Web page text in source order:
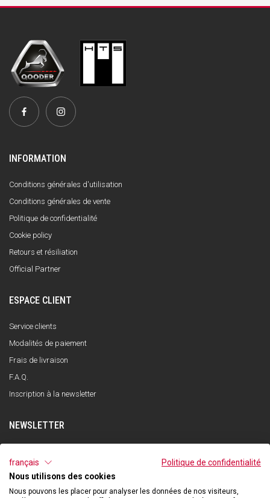
INFORMATION
Conditions générales d'utilisation
Conditions générales de vente
Politique de confidentialité
Cookie policy
Retours et résiliation
Official Partner
ESPACE CLIENT
Service clients
Modalités de paiement
Frais de livraison
F.A.Q.
Inscription à la newsletter
NEWSLETTER
S'INSCRIRE
J'ai lu et compris la politique de confidentialité et j'accepte le traitement de
conformément à ce qui est indiqué dans la politique de confidentialité.
français
Politique de confidentialité
Nous utilisons des cookies
Nous pouvons les placer pour analyser les données de nos visiteurs,